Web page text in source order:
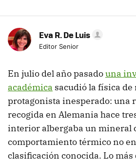
Eva R. De Luis
Editor Senior
En julio del año pasadouna
académica sacudió la física
protagonista inesperado: una
recogida en Alemania hace
interior albergaba un mineral
comportamiento térmico no
clasificación conocida. Lo